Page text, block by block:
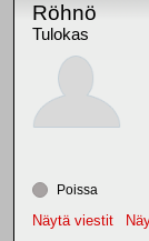
Röhnö
Tulokas
Poissa
Näytä viestit